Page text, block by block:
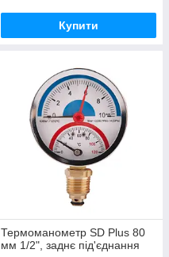
Купити
Термоманометр SD Plus 80
мм 1/2", заднє під'єднання